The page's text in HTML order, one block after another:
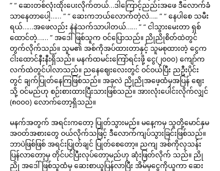
” “ ဆေးတစ်လုံးထိုးပေးလိုက်တယ်…ဒါကြောင့်ညည်းအဖေ ဒီလောက်ခံ
သာနေတာပေါ့…… ” “ ဆေးကဘယ်လောက်တဲ့လဲ….. ” “ နေပါစေ သမီး
ရယ်……အဖေလည်း နဲနဲသက်သာပါတယ်…… ” “ ငါသွားမေးတာ ရှစ်
ထောင်တဲ့…… ” အဒေါ်ဖြစ်သူက ဝင်ပြောသည်။ ညိုညိုစိတ်ထဲတွင်
တွက်လိုက်သည်။ သူမ၏ အစ်ကိုအပ်ထားတာနှင့် သူမစုထားတဲ့ ငွေက
ငါးထောင်နီးနီးရှိသည်။ မနက်ထမင်းကြော်ရင်းဖို့ ငွေ(၂၀၀၀) ကျော်က
လက်ထဲတွင်ပါလာသည်။ ညနေဈေးလေးတွင် ဝင်ဝယ်ပြီး ညဦးပိုင်း
တွင် ချက်ပြုတ်နေကြဖြစ်သည်။ အခုလဲ ညိုညိုအဖေ့ထံမှအပြန် ဈေး
သို့ ဝင်မည်ဟု စဉ်းစားထားပြီးသားဖြစ်သည်။ အားလုံးပေါင်းလိုက်လျှင်
(၈၀၀၀) လောက်တော့ရှိသည်။
မနက်အတွက် အရင်းကတော့ ပြုတ်သွားမည်။ မနေ့ကမှ သူတို့မောင်နှမ
အဝတ်အစားတွေ ဝယ်လိုက်သဖြင့် ဒီလောက်ကျပ်သွားခြင်းဖြစ်သည်။
ဘာပဲဖြစ်ဖြစ် အရင်းပြုတ်ချင် ပြုတ်စေတော့။ ညကျ အစ်ကိုလှသန်း
ပြန်လာတော့မှ တိုင်ပင်ပြီးလုပ်တော့မည်ဟု ဆုံးဖြတ်လိုက် သည်။ ညို
ညို အဒေါ်ဖြစ်သူထံမှ ဆေးစာယူပြန်လာပြီး အိမ်မှငွေကိုယူကာ ဆေး